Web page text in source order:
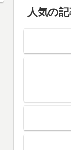
人気の